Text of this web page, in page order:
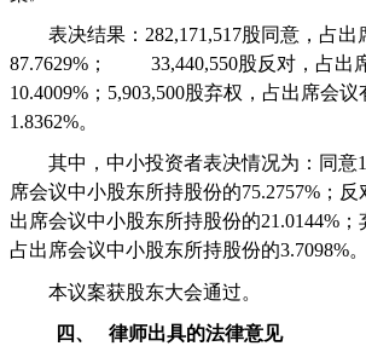
表决结果： 282,171,517股同意，占出
87.7629% ； 33,440,550股反对，占出
10.4009% ； 5,903,500股弃权，占出席会议
1.8362%。
其中，中小投资者表决情况为：同意
席会议中小股东所持股份的75.2757% ；反
出席会议中小股东所持股份的21.0144%
占出席会议中小股东所持股份的3.7098%。
本议案获股东大会通过。
四、 律师出具的法律意见